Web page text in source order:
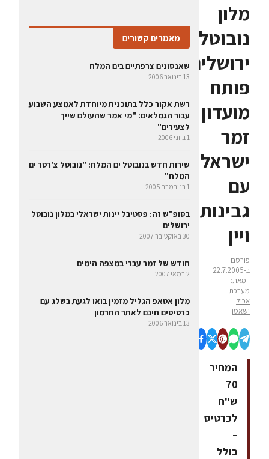
מלון
נובוטל
ירושלים
פותח
מועדון
זמר
ישראלי
עם
גבינות
ויין
פורסם
ב-22.7.2005
| מאת:
מערכת
אכול
ושאטו
המחיר
70
ש"ח
לכרטיס
–
כולל
מאמרים קשורים
שאנסונים צרפתיים בים המלח
13 בינואר 2006
רשת אקור כלל בתוכנית מיוחדת לאמצע השבוע
עבור הגמלאים: "מי אמר שהעולם שייך
לצעירים"
1 ביוני 2006
שירות חדש בנובוטל ים המלח: "נובוטל צ'רטר ים
המלח"
1 בנובמבר 2005
‏בסופ"ש זה: פסטיבל יינות ישראלי במלון נובוטל
ירושלים
30 באוקטובר 2007
חודש של זמר עברי במצפה הימים
2 במאי 2007
מלון אטאפ הגליל מזמין בואו לגעת בשלג עם
כרטיסים חינם לאתר החרמון
13 בינואר 2006